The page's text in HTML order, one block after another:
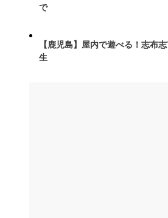
で
【鹿児島】屋内で遊べる！志布
生